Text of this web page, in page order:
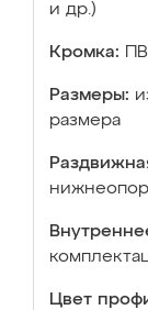
и др.)
Кромка:
Размеры:
размера
Цвет